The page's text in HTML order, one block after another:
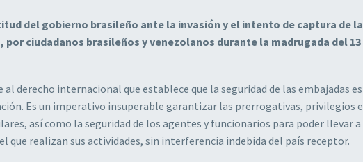
del gobierno brasileño ante la invasión y el intento de captura de la
por ciudadanos brasileños y venezolanos durante la madrugada del 13
derecho internacional que establece que la seguridad de las embajadas es
Es un imperativo insuperable garantizar las prerrogativas, privilegios e
así como la seguridad de los agentes y funcionarios para poder llevar a
que realizan sus actividades, sin interferencia indebida del país receptor.